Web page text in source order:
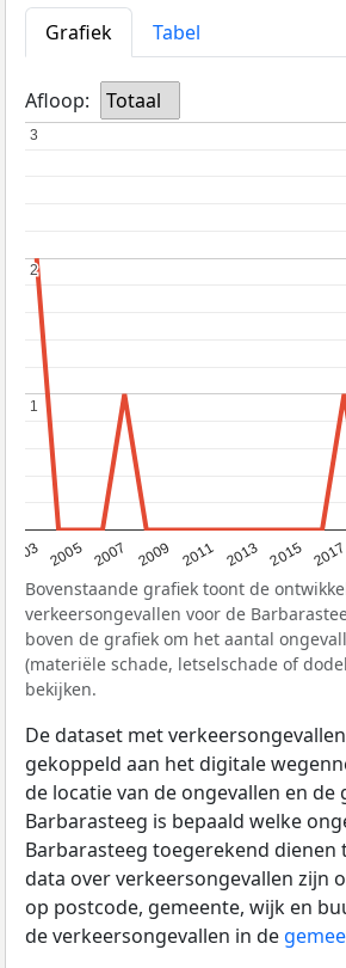
Grafiek
Tabel
Afloop: Totaal
2003 2005 2007 2009 2011 2013 2015 2017
1
1
2
2
3
3
Bovenstaande grafiek toont de
verkeersongevallen voor de
boven de grafiek om het aantal
(materiële schade, letselschade of
bekijken.
De dataset met verkeersongevallen
gekoppeld aan het digitale
de locatie van de ongevallen en de
Barbarasteeg is bepaald welke
Barbarasteeg toegerekend dienen
data over verkeersongevallen zijn
op postcode, gemeente, wijk en
de verkeersongevallen in de